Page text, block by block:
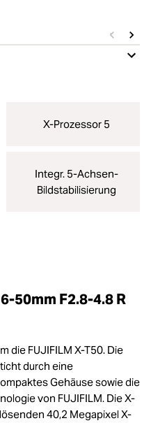
X-Prozessor 5
Integr. 5-Achsen-
Bildstabilisierung
50mm F2.8-4.8 R
die FUJIFILM X-T50. Die
durch eine
Gehäuse sowie die
von FUJIFILM. Die X-
40,2 Megapixel X-